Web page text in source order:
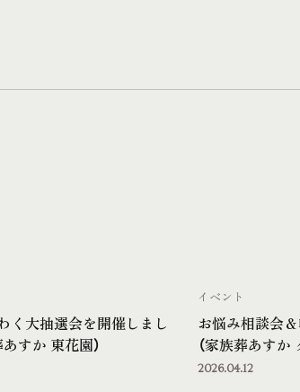
く大抽選会を開催しまし
あすか 東花園）
お悩み相談会
（家族葬あすか
イベント
2026.04.12